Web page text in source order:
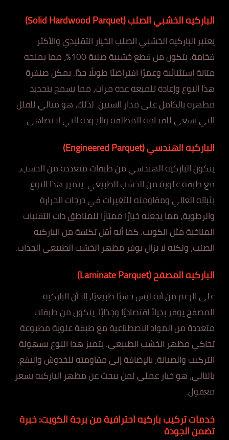
الباركيه الخشبي الصلب (Solid Hardwood Parquet)
يعتبر الباركيه الخشبي الصلب الخيار التقليدي والأكثر
فخامة. يتكون من قطع خشبية صلبة 100%، مما يمنحه
متانة استثنائية وعمرًا افتراضيًا طويلًا جدًا. يمكن صنفرة
هذا النوع وإعادة تلميعه عدة مرات، مما يسمح بتجديد
مظهره بالكامل على مدار السنين. لذلك، هو مثالي للفلل
التي تسعى للفخامة المطلقة والجودة التي لا تضاهى.
الباركيه الهندسي (Engineered Parquet)
يتكون الباركيه الهندسي من طبقات متعددة من الخشب،
مع طبقة علوية من الخشب الطبيعي. يتميز هذا النوع
بثباته العالي ومقاومته للتغيرات في درجات الحرارة
والرطوبة، مما يجعله خيارًا ممتازًا للمناطق ذات التقلبات
المناخية مثل الكويت. كما أنه أقل تكلفة من الباركيه
الصلب، ولكنه لا يزال يوفر مظهر الخشب الطبيعي الجذاب.
الباركيه المصفح (Laminate Parquet)
على الرغم من أنه ليس خشبًا طبيعيًا، إلا أن الباركيه
المصفح يوفر بديلاً اقتصاديًا وجذابًا. يتكون من طبقات
متعددة من المواد الاصطناعية مع طبقة علوية مطبوعة
تحاكي مظهر الخشب الطبيعي. يتميز هذا النوع بسهولة
التركيب والصيانة، بالإضافة إلى مقاومته للخدوش والبقع.
بالتالي، هو خيار عملي لمن يبحث عن مظهر الباركيه بسعر
معقول.
خدمات تركيب باركيه احترافية من برجة الكويت: خبرة
تضمن الجودة